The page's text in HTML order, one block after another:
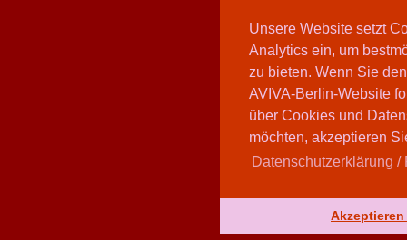
Unsere Website setzt
Analytics ein, um
zu bieten. Wenn Sie
AVIVA-Berlin-Website
über Cookies und
möchten, akzeptieren
Datenschutzerklärung /